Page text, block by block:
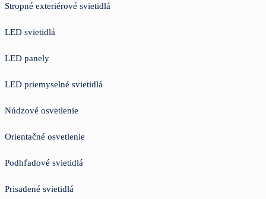
Stropné exteriérové svietidlá
LED svietidlá
LED panely
LED priemyselné svietidlá
Núdzové osvetlenie
Orientačné osvetlenie
Podhľadové svietidlá
Prisadené svietidlá